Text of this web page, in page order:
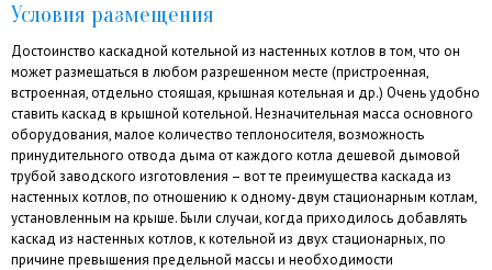
Условия размещения
Достоинство каскадной котельной из настенных котлов в том, что он
может размещаться в любом разрешенном месте (пристроенная,
встроенная, отдельно стоящая, крышная котельная и др.) Очень удобно
ставить каскад в крышной котельной. Незначительная масса основного
оборудования, малое количество теплоносителя, возможность
принудительного отвода дыма от каждого котла дешевой дымовой
трубой заводского изготовления – вот те преимущества каскада из
настенных котлов, по отношению к одному-двум стационарным котлам,
установленным на крыше. Были случаи, когда приходилось добавлять
каскад из настенных котлов, к котельной из двух стационарных, по
причине превышения предельной массы и необходимости